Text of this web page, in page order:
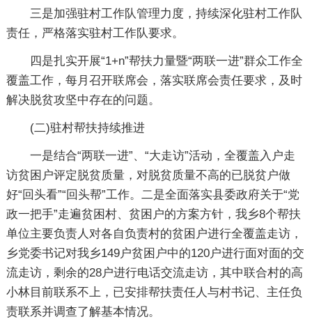
三是加强驻村工作队管理力度，持续深化驻村工作队
责任，严格落实驻村工作队要求。
四是扎实开展“1+n”帮扶力量暨“两联一进”群众工作全
覆盖工作，每月召开联席会，落实联席会责任要求，及时
解决脱贫攻坚中存在的问题。
(二)驻村帮扶持续推进
一是结合“两联一进”、“大走访”活动，全覆盖入户走
访贫困户评定脱贫质量，对脱贫质量不高的已脱贫户做
好“回头看”“回头帮”工作。二是全面落实县委政府关于“党
政一把手”走遍贫困村、贫困户的方案方针，我乡8个帮扶
单位主要负责人对各自负责村的贫困户进行全覆盖走访，
乡党委书记对我乡149户贫困户中的120户进行面对面的交
流走访，剩余的28户进行电话交流走访，其中联合村的高
小林目前联系不上，已安排帮扶责任人与村书记、主任负
责联系并调查了解基本情况。